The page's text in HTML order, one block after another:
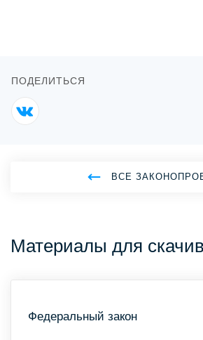
ВСЕ
ПОДЕЛИТЬСЯ
Материалы для
Федеральный закон